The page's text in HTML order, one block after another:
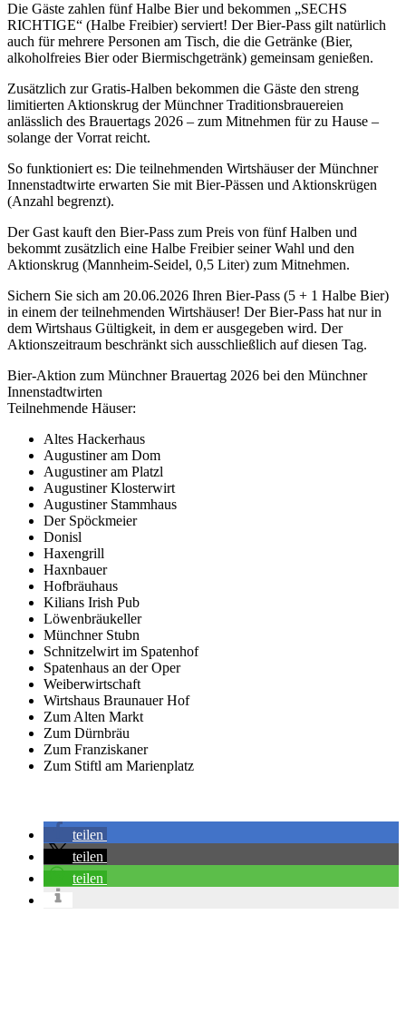
Die Gäste zahlen fünf Halbe Bier und bekommen „SECHS
RICHTIGE“ (Halbe Freibier) serviert! Der Bier-Pass gilt natürlich
auch für mehrere Personen am Tisch, die die Getränke (Bier,
alkoholfreies Bier oder Biermischgetränk) gemeinsam genießen.
Zusätzlich zur Gratis-Halben bekommen die Gäste den streng
limitierten Aktionskrug der Münchner Traditionsbrauereien
anlässlich des Brauertags 2026 – zum Mitnehmen für zu Hause –
solange der Vorrat reicht.
So funktioniert es: Die teilnehmenden Wirtshäuser der Münchner
Innenstadtwirte erwarten Sie mit Bier-Pässen und Aktionskrügen
(Anzahl begrenzt).
Der Gast kauft den Bier-Pass zum Preis von fünf Halben und
bekommt zusätzlich eine Halbe Freibier seiner Wahl und den
Aktionskrug (Mannheim-Seidel, 0,5 Liter) zum Mitnehmen.
Sichern Sie sich am 20.06.2026 Ihren Bier-Pass (5 + 1 Halbe Bier)
in einem der teilnehmenden Wirtshäuser! Der Bier-Pass hat nur in
dem Wirtshaus Gültigkeit, in dem er ausgegeben wird. Der
Aktionszeitraum beschränkt sich ausschließlich auf diesen Tag.
Bier-Aktion zum Münchner Brauertag 2026 bei den Münchner
Innenstadtwirten
Teilnehmende Häuser:
Altes Hackerhaus
Augustiner am Dom
Augustiner am Platzl
Augustiner Klosterwirt
Augustiner Stammhaus
Der Spöckmeier
Donisl
Haxengrill
Haxnbauer
Hofbräuhaus
Kilians Irish Pub
Löwenbräukeller
Münchner Stubn
Schnitzelwirt im Spatenhof
Spatenhaus an der Oper
Weiberwirtschaft
Wirtshaus Braunauer Hof
Zum Alten Markt
Zum Dürnbräu
Zum Franziskaner
Zum Stiftl am Marienplatz
teilen
teilen
teilen